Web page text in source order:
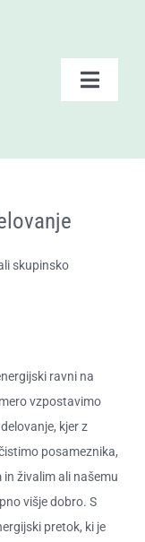
Toggle
skupinsko
ravni na
vzpostavimo
kjer z
posameznika,
živalim ali našemu
višje dobro. S
pretok, ki je